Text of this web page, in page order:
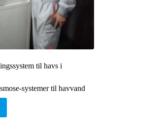
til havs i
systemer til havvand